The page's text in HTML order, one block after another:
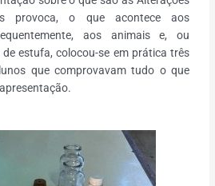
provoca, o que acontece aos
aos animais e, ou
estufa, colocou-se em prática três
que comprovavam tudo o que